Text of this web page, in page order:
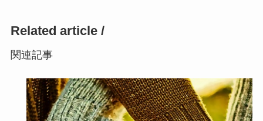
Related article /
関連記事